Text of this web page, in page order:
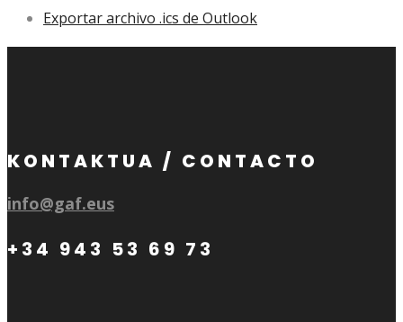
Exportar archivo .ics de Outlook
KONTAKTUA / CONTACTO
info@gaf.eus
+34 943 53 69 73